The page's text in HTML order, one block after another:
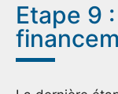
Etape 9